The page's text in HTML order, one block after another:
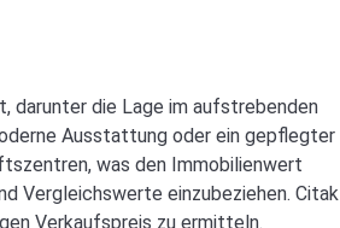
darunter die Lage im aufstrebenden
Ausstattung oder ein gepflegter
was den Immobilienwert
Vergleichswerte einzubeziehen. Citak
Verkaufspreis zu ermitteln.